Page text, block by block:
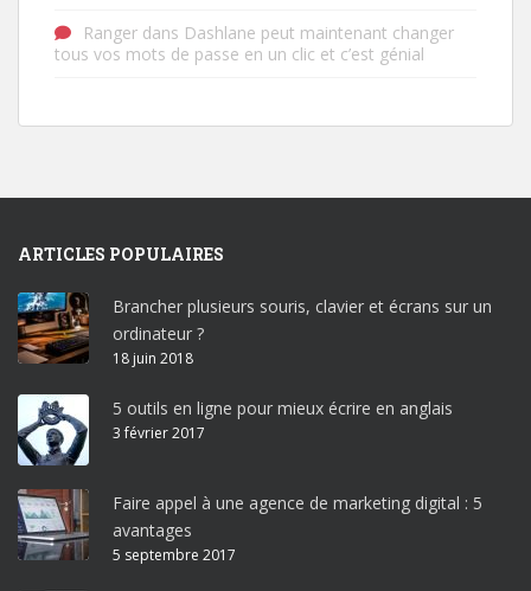
Ranger dans Dashlane peut maintenant changer
tous vos mots de passe en un clic et c’est génial
ARTICLES POPULAIRES
Brancher plusieurs souris, clavier et écrans sur un
ordinateur ?
18 juin 2018
5 outils en ligne pour mieux écrire en anglais
3 février 2017
Faire appel à une agence de marketing digital : 5
avantages
5 septembre 2017